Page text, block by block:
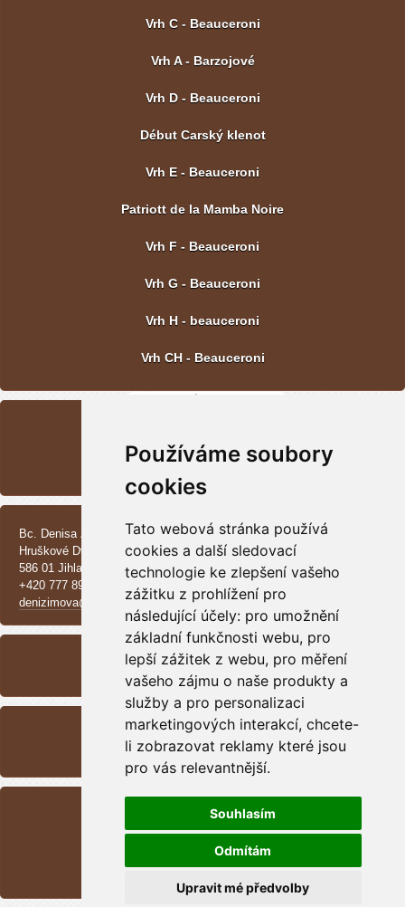
Používáme soubory
cookies
Tato webová stránka používá
cookies a další sledovací
technologie ke zlepšení vašeho
zážitku z prohlížení pro
následující účely: pro umožnění
základní funkčnosti webu, pro
lepší zážitek z webu, pro měření
vašeho zájmu o naše produkty a
služby a pro personalizaci
marketingových interakcí, chcete-
li zobrazovat reklamy které jsou
pro vás relevantnější.
Souhlasím
Odmítám
Upravit mé předvolby
Vrh C - Beauceroni
Vrh A - Barzojové
Vrh D - Beauceroni
Début Carský klenot
Vrh E - Beauceroni
Patriott de la Mamba Noire
Vrh F - Beauceroni
Vrh G - Beauceroni
Vrh H - beauceroni
Vrh CH - Beauceroni
Bc. Denisa Zimová
Hruškové Dvory 370 E
586 01 Jihlava
+420 777 890 137
denizimova@seznam.cz
ARCHIV
<< září / 2025 >>
RSS
Přehled zdrojů
1698441
Měsíc:
49167
680